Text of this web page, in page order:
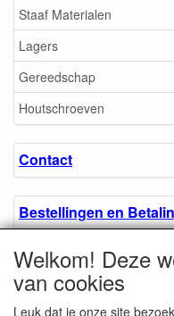
Staaf Materialen
Lagers
Gereedschap
Houtschroeven
Contact
Bestellingen en
Algemene
Welkom! Deze
van cookies
Leuk dat je onze site